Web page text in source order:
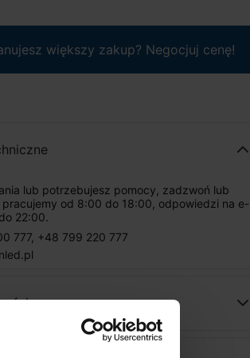
większy zakup? Negocjuj cenę!
lub potrzebujesz pomocy, zadzwoń lub
pracujemy od 8:00 do 18:00, odpowiedzi na e-
22:00.
777, +48 799 220 777